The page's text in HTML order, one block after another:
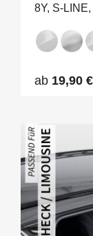
8Y, S-
Regulärer
ab 19,90